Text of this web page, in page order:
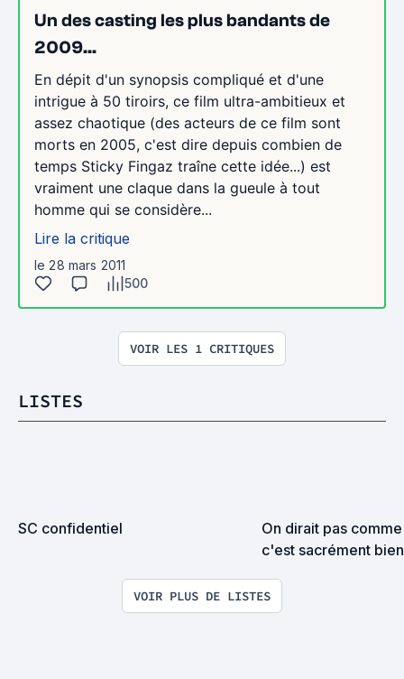
Un des casting les plus bandants de
2009...
En dépit d'un synopsis compliqué et d'une
intrigue à 50 tiroirs, ce film ultra-ambitieux et
assez chaotique (des acteurs de ce film sont
morts en 2005, c'est dire depuis combien de
temps Sticky Fingaz traîne cette idée...) est
vraiment une claque dans la gueule à tout
homme qui se considère...
Lire la critique
le 28 mars 2011
500
VOIR LES 1 CRITIQUES
LISTES
SC confidentiel
On dirait pas
c'est sacrément
VOIR PLUS DE LISTES